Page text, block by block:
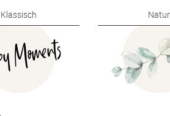
Klassisch Natur